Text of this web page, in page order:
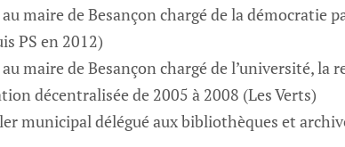
maire de Besançon chargé de la démocratie
PS en 2012)
maire de Besançon chargé de l’université, la
décentralisée de 2005 à 2008 (Les Verts)
municipal délégué aux bibliothèques et